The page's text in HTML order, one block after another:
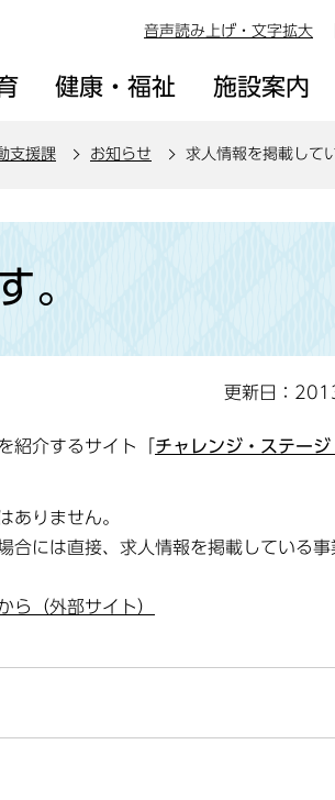
音声読み上げ・文字拡大
健康・福祉 施設案内
支援課 お知らせ 求人情報を掲載して
。
更新日：
紹介するサイト「 チャレンジ・ステー
ありません。
には直接、求人情報を掲載している事
（外部サイト）